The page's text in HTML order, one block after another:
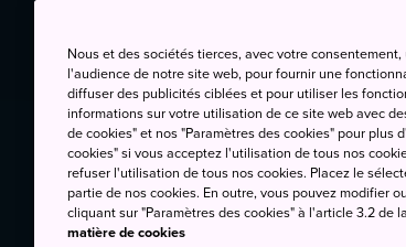
Nous et des sociétés tierces, avec votre
l'audience de notre site web, pour fournir une
diffuser des publicités ciblées et pour utiliser les
informations sur votre utilisation de ce site web avec
de cookies" et nos "Paramètres des cookies" pour plus
cookies" si vous acceptez l'utilisation de tous nos
refuser l'utilisation de tous nos cookies. Placez le
partie de nos cookies. En outre, vous pouvez modifier
cliquant sur "Paramètres des cookies" à l'article 3.2 de
matière de cookies